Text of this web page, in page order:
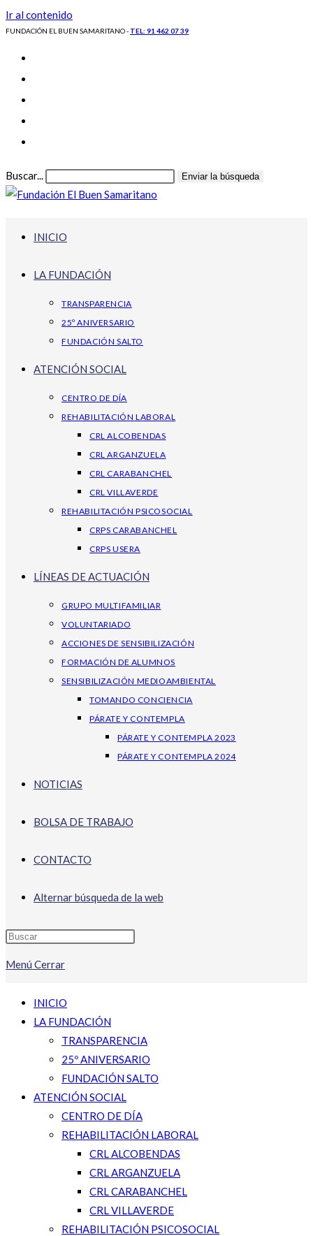
Ir al contenido
FUNDACIÓN EL BUEN SAMARITANO - TEL: 91 462 07 39
Buscar... Enviar la búsqueda
INICIO
LA FUNDACIÓN
TRANSPARENCIA
25º ANIVERSARIO
FUNDACIÓN SALTO
ATENCIÓN SOCIAL
CENTRO DE DÍA
REHABILITACIÓN LABORAL
CRL ALCOBENDAS
CRL ARGANZUELA
CRL CARABANCHEL
CRL VILLAVERDE
REHABILITACIÓN PSICOSOCIAL
CRPS CARABANCHEL
CRPS USERA
LÍNEAS DE ACTUACIÓN
GRUPO MULTIFAMILIAR
VOLUNTARIADO
ACCIONES DE SENSIBILIZACIÓN
FORMACIÓN DE ALUMNOS
SENSIBILIZACIÓN MEDIOAMBIENTAL
TOMANDO CONCIENCIA
PÁRATE Y CONTEMPLA
PÁRATE Y CONTEMPLA 2023
PÁRATE Y CONTEMPLA 2024
NOTICIAS
BOLSA DE TRABAJO
CONTACTO
Alternar búsqueda de la web
Menú Cerrar
INICIO
LA FUNDACIÓN
TRANSPARENCIA
25º ANIVERSARIO
FUNDACIÓN SALTO
ATENCIÓN SOCIAL
CENTRO DE DÍA
REHABILITACIÓN LABORAL
CRL ALCOBENDAS
CRL ARGANZUELA
CRL CARABANCHEL
CRL VILLAVERDE
REHABILITACIÓN PSICOSOCIAL